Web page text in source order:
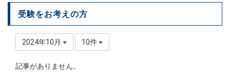
受験をお考えの方
2024年10月 10件
記事がありません。